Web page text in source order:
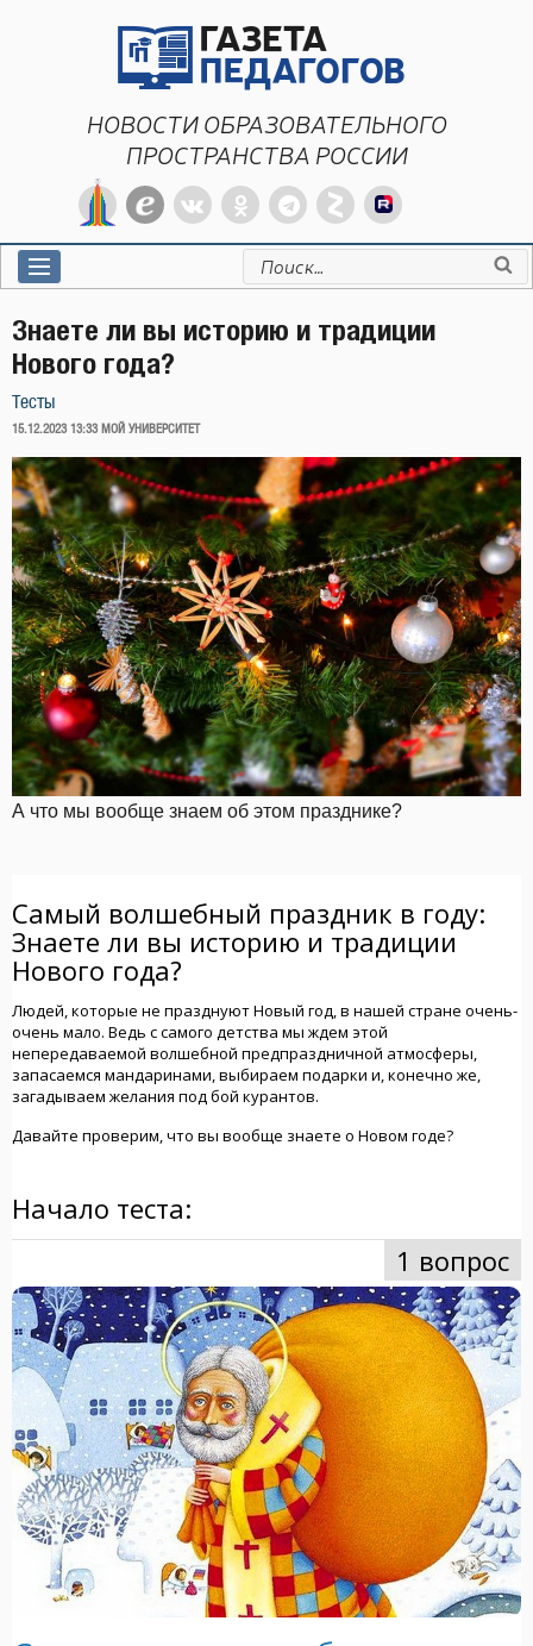
НОВОСТИ ОБРАЗОВАТЕЛЬНОГО
ПРОСТРАНСТВА РОССИИ
Искать:
Знаете ли вы историю и традиции
Нового года?
Тесты
ОПУБЛИКОВАНО
15.12.2023 13:33 МОЙ УНИВЕРСИТЕТ
А что мы вообще знаем об этом празднике?